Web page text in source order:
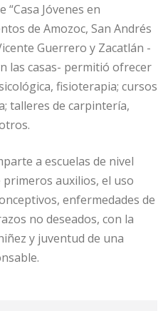
Jóvenes en
de Amozoc, San Andrés
Guerrero y Zacatlán -
las casas- permitió ofrecer
fisioterapia; cursos
talleres de carpintería,
a escuelas de nivel
auxilios, el uso
enfermedades de
no deseados, con la
y juventud de una